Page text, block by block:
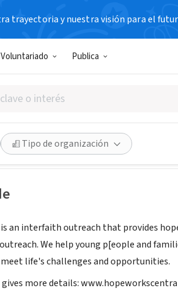
trayectoria y nuestra visión para el
Voluntariado Publica
Tipo de organización
Inc.
CT
Compartir
an interfaith outreach that provides
We help young p[eople and
life's challenges and opportunities.
more details: